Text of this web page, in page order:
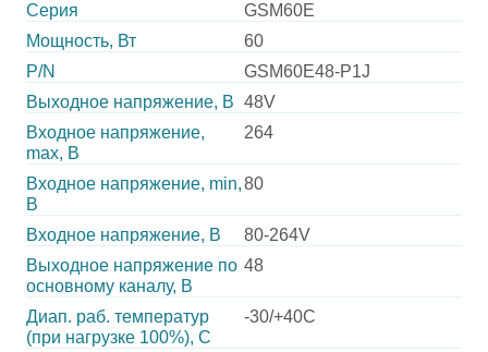
Серия
GSM60E
Мощность, Вт
60
P/N
GSM60E48-P1J
Выходное напряжение, В 48V
Входное напряжение,
max, В
264
Входное напряжение, min,
В
80
Входное напряжение, В
80-264V
Выходное напряжение по
основному каналу, В
48
Диап. раб. температур
(при нагрузке 100%), C
-30/+40C